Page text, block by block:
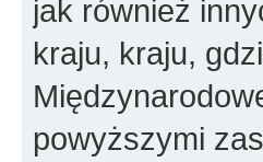
jak również
kraju, kraju,
powyższymi